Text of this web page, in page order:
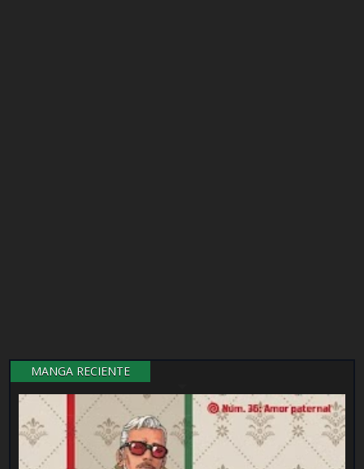
MANGA RECIENTE